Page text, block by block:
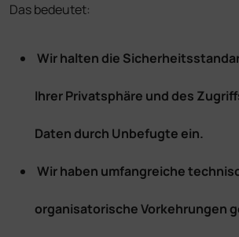
Das bedeutet:
Wir halten die
Ihrer Privatsphäre und des
Daten durch Unbefugte ein.
Wir haben umfangreiche
organisatorische Vorkehrungen